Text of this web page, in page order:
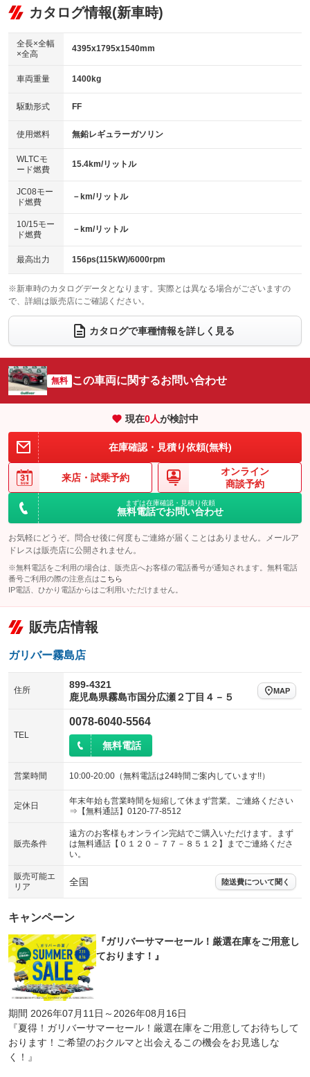
リフトアップ
：装備なし
：装備なし
パワーウィンドウ
アイドリングストップ
：装備あり
USB入力端子
：装備あり
100V電源
：装備なし
センターデフロック
：装備なし
電動格納ミラー
：装備なし
ビジュアル：-／DVD再生
：装備あり
アルミホイール：18インチ
：装備あり
HID(キセノンライト)
バックカメラ
エアロ
：装備なし
ローダウン
：装備なし
ベンチシート
：装備なし
チップアップシート
：装備なし
電動格納サードシート
：装備なし シートヒーター
：装備あり
ウォークスルー
電動リアゲート フロントカメラ
：装備あり
シートエアコン
：装備なし 全周囲カメラ
：装備あり
サイドカメラ
：装備あり ルーフレール
：装備なし
エアサスペンション ヘッドライトウォッシャー
カタログ情報(新車時)
全長×全幅
×全高
4395x1795x1540mm
車両重量 1400kg
駆動形式 FF
使用燃料 無鉛レギュラーガソリン
WLTCモ
ード燃費
15.4km/リットル
JC08モー
ド燃費
－km/リットル
10/15モー
ド燃費
－km/リットル
最高出力 156ps(115kW)/6000rpm
※新車時のカタログデータとなります。実際とは異なる場合がございますの
で、詳細は販売店にご確認ください。
カタログで車種情報を詳しく見る
無料 この車両に関するお問い合わせ
現在0人が検討中
在庫確認・見積り依頼(無料)
来店・ 試乗予約
オンライン
商談予約
まずは在庫確認・見積り依頼
無料電話でお問い合わせ
お気軽にどうぞ。問合せ後に何度もご連絡が届くことはありません。メールア
ドレスは販売店に公開されません。
※無料電話をご利用の場合は、販売店へお客様の電話番号が通知されます。無料電話
番号ご利用の際の注意点は こちら
IP電話、ひかり電話からはご利用いただけません。
販売店情報
ガリバー霧島店
住所
899-4321
鹿児島県霧島市国分広瀬２丁目４－５
MAP
TEL
0078-6040-5564
無料電話
営業時間 10:00-20:00（無料電話は24時間ご案内しています!!）
定休日
年末年始も営業時間を短縮して休まず営業。ご連絡ください
⇒【無料通話】0120-77-8512
販売条件
遠方のお客様もオンライン完結でご購入いただけます。まず
は無料通話【０１２０－７７－８５１２】までご連絡くださ
い。
販売可能エ
リア
全国 陸送費について聞く
キャンペーン
『ガリバーサマーセール！厳選在庫をご用意し
ております！』
期間 2026年07月11日～2026年08月16日
『夏得！ガリバーサマーセール！厳選在庫をご用意してお待ちして
おります！ご希望のおクルマと出会えるこの機会をお見逃しな
く！』